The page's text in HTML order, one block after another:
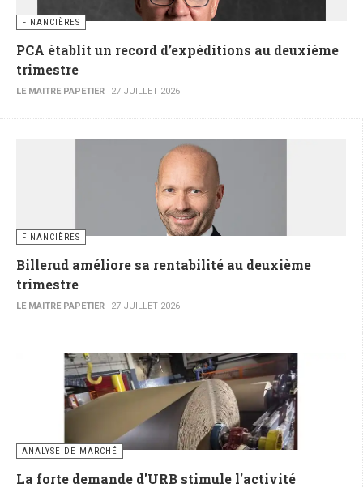
FINANCIÈRES
PCA établit un record d’expéditions au deuxième
trimestre
LE MAITRE PAPETIER 27 JUILLET 2026
FINANCIÈRES
Billerud améliore sa rentabilité au deuxième
trimestre
LE MAITRE PAPETIER 27 JUILLET 2026
ANALYSE DE MARCHÉ
La forte demande d'URB stimule l'activité